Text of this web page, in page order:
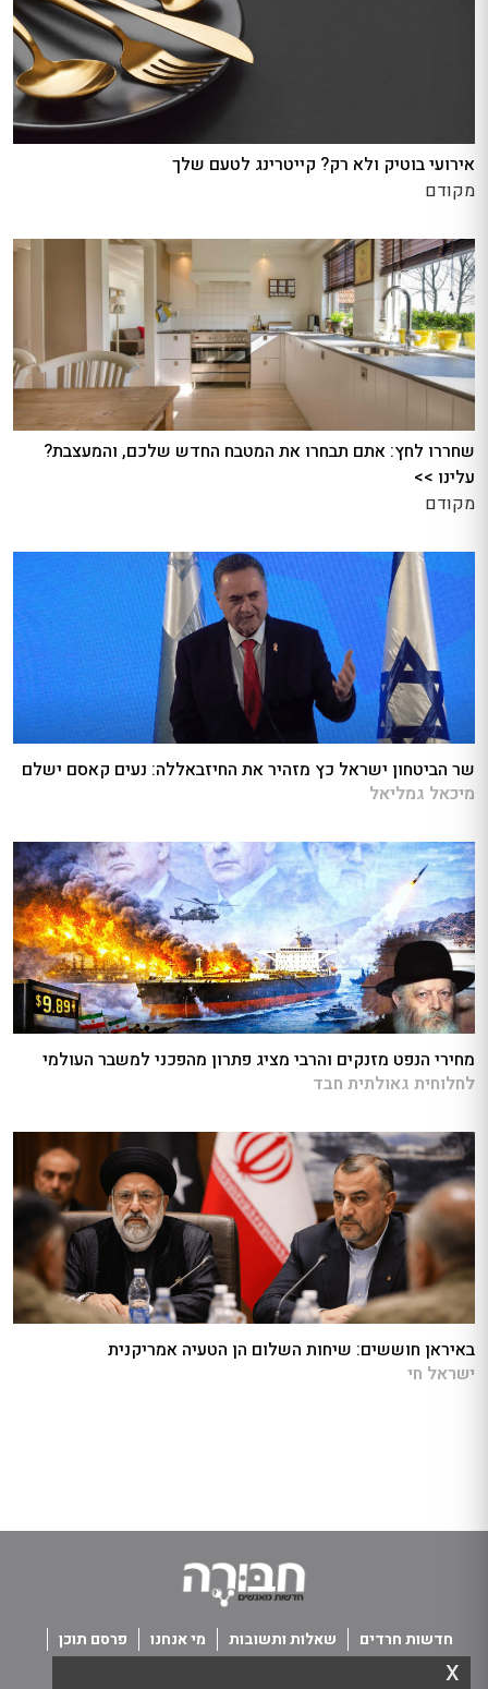
x
אירועי בוטיק ולא רק? קייטרינג לטעם שלך
מקודם
שחררו לחץ: אתם תבחרו את המטבח החדש שלכם, והמעצבת?
עלינו >>
מקודם
שר הביטחון ישראל כץ מזהיר את החיזבאללה: נעים קאסם ישלם
מיכאל גמליאל
מחירי הנפט מזנקים והרבי מציג פתרון מהפכני למשבר העולמי
לחלוחית גאולתית חבד
באיראן חוששים: שיחות השלום הן הטעיה אמריקנית
ישראל חי
חדשות חרדים שאלות ותשובות מי אנחנו
פרסם תוכן